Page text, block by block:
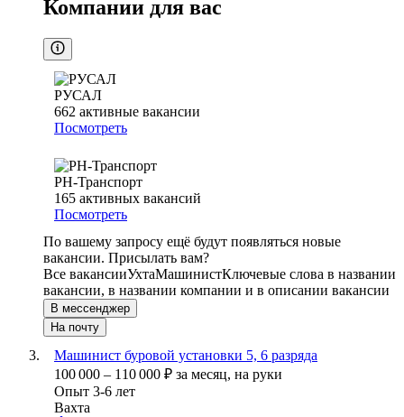
Компании для вас
РУСАЛ
662 активные вакансии
Посмотреть
РН-Транспорт
165 активных вакансий
Посмотреть
По вашему запросу ещё будут появляться новые
вакансии. Присылать вам?
Все вакансииУхтаМашинистКлючевые слова в названии
вакансии, в названии компании и в описании вакансии
В мессенджер
На почту
Машинист буровой установки 5, 6 разряда
100 000 – 110 000 ₽ за месяц, на руки
Опыт 3-6 лет
Вахта